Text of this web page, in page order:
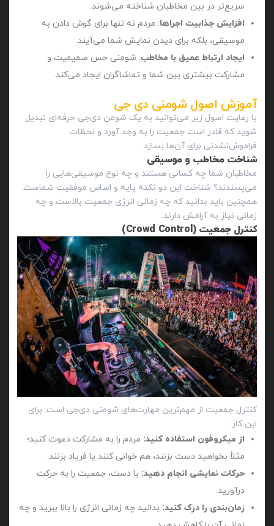
سریع‌تر در بین مخاطبان شناخته می‌شوند.
افزایش جذابیت اجراها: مردم نه تنها برای گوش دادن به
موسیقی، بلکه برای دیدن نمایش شما می‌آیند.
ایجاد ارتباط عمیق با مخاطب: شومنی حس صمیمیت و
مشارکت بیشتری بین شما و تماشاگران ایجاد می‌کند.
آموزش اصول شومنی دی‌ جی
با رعایت اصول زیر می‌توانید به یک شومن دی‌جی حرفه‌ای تبدیل
شوید که قادر است جمعیت را به وجد آورد و لحظات
فراموش‌نشدنی برای آن‌ها بسازد.
شناخت مخاطب و موسیقی
مخاطبان شما چه کسانی هستند و چه نوع موسیقی‌هایی را
می‌پسندند؟ شناخت این دو نکته پایه و اساس موفقیت شماست.
همچنین باید بدانید که چه زمانی انرژی جمعیت بالاست و چه
زمانی نیاز به آرامش دارند.
کنترل جمعیت (Crowd Control)
کنترل جمعیت از مهم‌ترین مهارت‌های شومنی دی‌جی است. برای
این کار:
از میکروفون استفاده کنید: مردم را به مشارکت دعوت کنید؛
مثلاً بخواهید دست بزنند، هم خوانی کنند یا فریاد بزنند.
حرکات نمایشی انجام دهید: با دست، جمعیت را به حرکت
درآورید.
زمان‌بندی را درک کنید: بدانید چه زمانی انرژی را بالا ببرید و چه